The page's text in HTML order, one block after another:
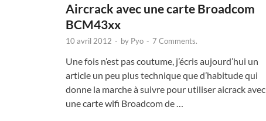
Aircrack avec une carte Broadcom
BCM43xx
10 avril 2012 - by Pyo - 7 Comments.
Une fois n’est pas coutume, j’écris aujourd’hui un
article un peu plus technique que d’habitude qui
donne la marche à suivre pour utiliser aicrack avec
une carte wifi Broadcom de …